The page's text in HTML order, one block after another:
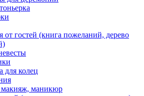
от гостей (книга пожеланий, дерево
для колец
макияж, маникюр